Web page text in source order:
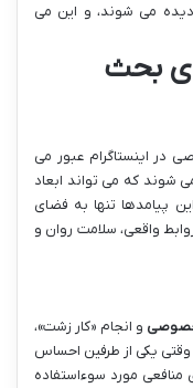
دیده می شوند، و این می
بحث
در اینستاگرام عبور می
شوند که می تواند ابعاد
پیامدها تنها به فضای
واقعی، سلامت روان و
خصوصی و انجام «کار زشت»،
یکی از طرفین احساس
مورد سوءاستفاده